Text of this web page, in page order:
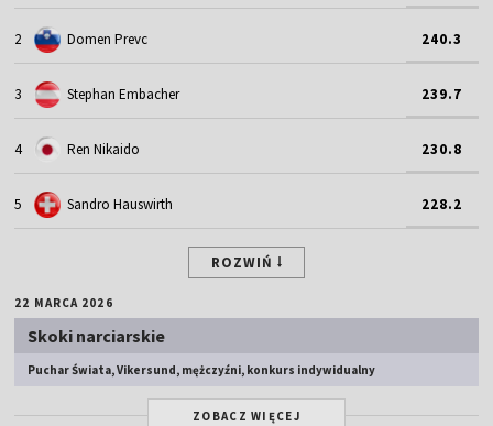
2 Domen Prevc 240.3
3 Stephan Embacher 239.7
4 Ren Nikaido 230.8
5 Sandro Hauswirth 228.2
ROZWIŃ
22 MARCA 2026
Skoki narciarskie
Puchar Świata, Vikersund, mężczyźni, konkurs indywidualny
ZOBACZ WIĘCEJ